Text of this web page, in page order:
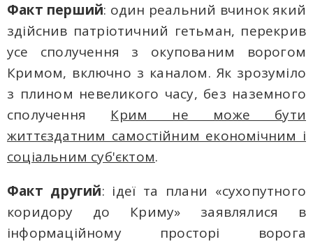
Факт перший: один реальний вчинок який
здійснив патріотичний гетьман, перекрив
усе сполучення з окупованим ворогом
Кримом, включно з каналом. Як зрозуміло
з плином невеликого часу, без наземного
сполучення Крим не може бути
життєздатним самостійним економічним і
соціальним суб'єктом.
Факт другий: ідеї та плани «сухопутного
коридору до Криму» заявлялися в
інформаційному просторі ворога